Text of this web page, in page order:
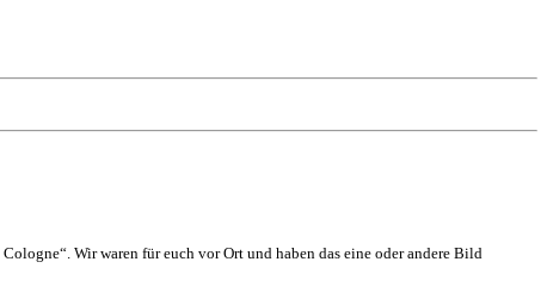
Wir waren für euch vor Ort und haben das eine oder andere Bild